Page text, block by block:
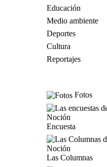
Educación
Medio ambiente
Deportes
Cultura
Reportajes
Fotos
Encuesta
Las Columnas